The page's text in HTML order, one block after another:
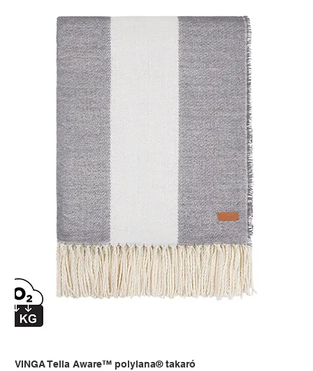
VINGA Tella Aware™ polylana® takaró